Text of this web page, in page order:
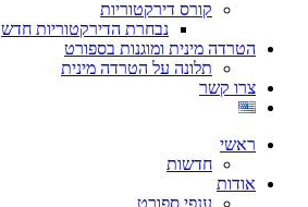
קורס דירקטוריות
נבחרת הדירקטוריות חדש
הטרדה מינית ומוגנות בספורט
תלונה על הטרדה מינית
צרו קשר
ראשי
חדשות
אודות
ענפי ספורט